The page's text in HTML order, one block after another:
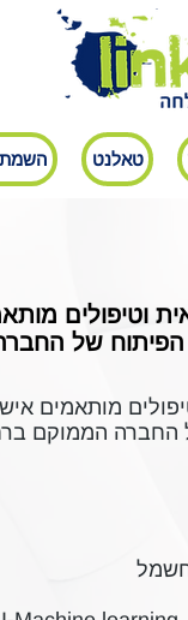
טאלנט השמת
וטיפולים
חשמל